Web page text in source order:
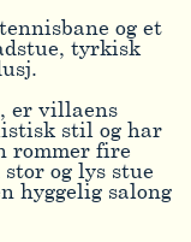
og et
tyrkisk
er villaens
stil og har
rommer fire
og lys stue
hyggelig salong